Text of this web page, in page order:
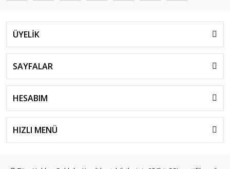
ÜYELİK
SAYFALAR
HESABIM
HIZLI MENÜ